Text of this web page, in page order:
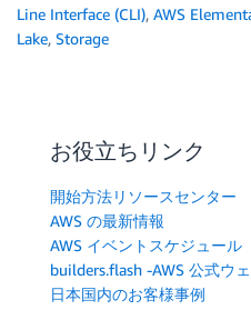
Line Interface (CLI), AWS
Lake, Storage
お役立ちリンク
開始方法リソースセンター
AWS の最新情報
AWS イベントスケジュール
builders.flash -AWS 公式ウ
日本国内のお客様事例